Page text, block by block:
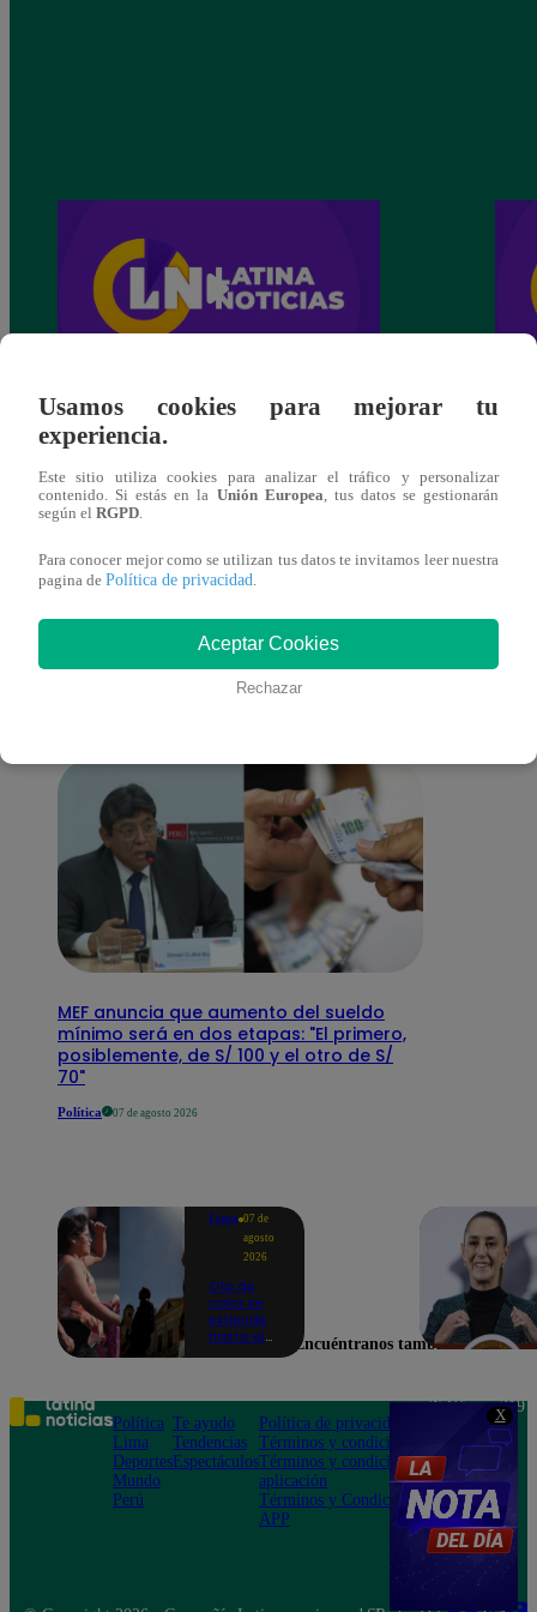
X
Latina Noticias Mediodía – Viernes 11 de
febrero del 2022 – Programa completo
También te puede
interesar
MEF anuncia que aumento del sueldo
mínimo será en dos etapas: "El primero,
posiblemente, de S/ 100 y el otro de S/
70"
Política 07 de agosto 2026
Lima 07 de
agosto
2026
Ola de
calor se
extiende
hasta el
Lima y
otras 16
regiones
Usamos cookies para mejorar tu
experiencia.
Este sitio utiliza cookies para analizar el tráfico y personalizar
contenido. Si estás en la Unión Europea, tus datos se gestionarán
según el RGPD.
Para conocer mejor como se utilizan tus datos te invitamos leer nuestra
pagina de Política de privacidad.
Aceptar Cookies
Rechazar
Encuéntranos también en
Política
Lima
Deportes
Mundo
Perú
Te ayudo
Tendencias
Espectáculos
Política de privacidad
Términos y condiciones
Términos y condiciones
aplicación
Términos y Condiciones
APP
Teléfono: 219
Av. San
Felipe 968
Jesús María